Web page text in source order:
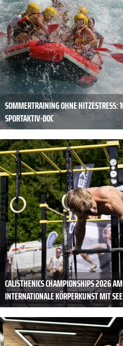
SOMMERTRAINING OHNE HITZESTRESS:
PORTAKTIV-DOC
CALISTHENICS CHAMPIONSHIPS 2026
INTERNATIONALE KÖRPERKUNST MIT